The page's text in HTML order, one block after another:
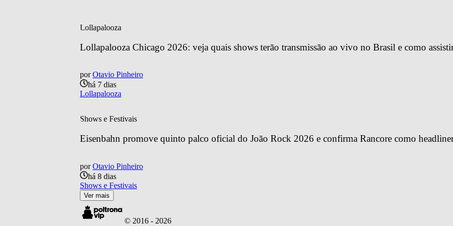
Lollapalooza
Lollapalooza Chicago 2026: veja quais shows terão transmissão ao vivo no Brasil e como
por Otavio Pinheiro
há 7 dias
Lollapalooza
Shows e Festivais
Eisenbahn promove quinto palco oficial do João Rock 2026 e confirma Rancore como
por Otavio Pinheiro
há 8 dias
Shows e Festivais
Ver mais
© 2016 - 2026